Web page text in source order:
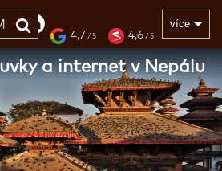
více
4,7 / 5 4,6 / 5
a internet v Nepálu